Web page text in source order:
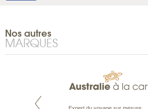
Nos autres
MARQUES
est le spécialiste